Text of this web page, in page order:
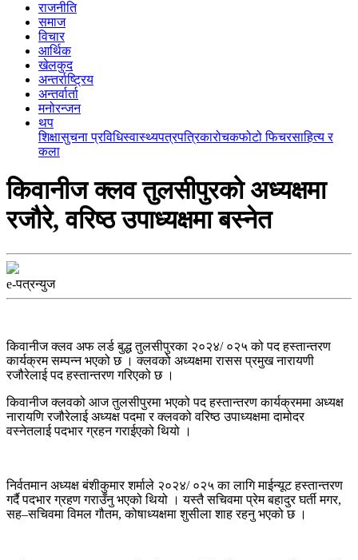
राजनीति
समाज
विचार
आर्थिक
खेलकुद
अन्तर्राष्ट्रिय
अन्तर्वार्ता
मनोरन्जन
थप
शिक्षासुचना प्रविधिस्वास्थ्यपत्रपत्रिकारोचकफोटो फिचरसाहित्य र
कला
किवानीज क्लव तुलसीपुरको अध्यक्षमा
रजौरे, वरिष्ठ उपाध्यक्षमा बस्नेत
e-पत्रन्युज
किवानीज क्लव अफ लर्ड बुद्ध तुलसीपुरका २०२४/ ०२५ को पद हस्तान्तरण
कार्यक्रम सम्पन्न भएको छ । क्लवको अध्यक्षमा रासस प्रमुख नारायणी
रजौरेलाई पद हस्तान्तरण गरिएको छ ।
किवानीज क्लवको आज तुलसीपुरमा भएको पद हस्तान्तरण कार्यक्रममा अध्यक्ष
नारायणि रजौरेलाई अध्यक्ष पदमा र क्लवको वरिष्ठ उपाध्यक्षमा दामोदर
वस्नेतलाई पदभार ग्रहन गराईएको थियो ।
निर्वतमान अध्यक्ष बंशीकुमार शर्माले २०२४/ ०२५ का लागि माईन्यूट हस्तान्तरण
गर्दै पदभार ग्रहण गराउँनु भएको थियो । यस्तै सचिवमा प्रेम बहादुर घर्ती मगर,
सह–सचिवमा विमल गौतम, कोषाध्यक्षमा शुसीला शाह रहनु भएको छ ।